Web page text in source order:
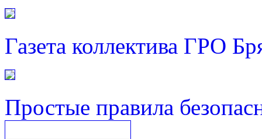
Газета коллектива ГРО
Простые правила